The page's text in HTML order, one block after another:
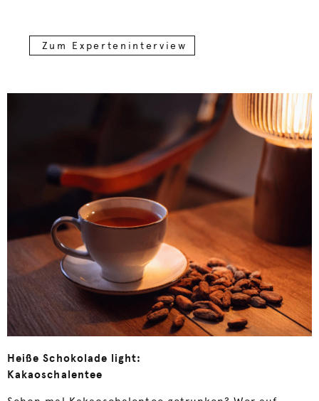
Zum Experteninterview
Heiße Schokolade light:
Kakaoschalentee